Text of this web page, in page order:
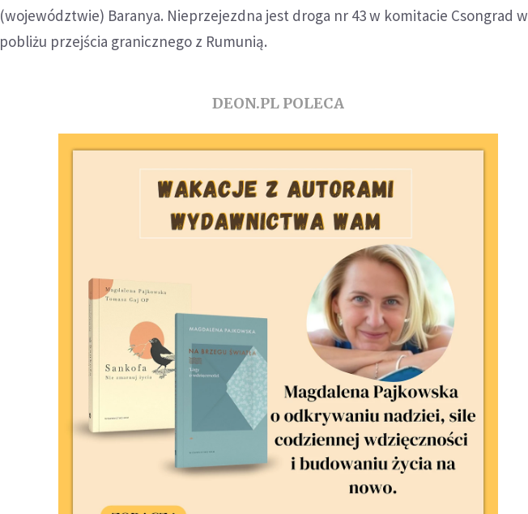
(województwie) Baranya. Nieprzejezdna jest droga nr 43 w komitacie Csongrad w
pobliżu przejścia granicznego z Rumunią.
DEON.PL POLECA